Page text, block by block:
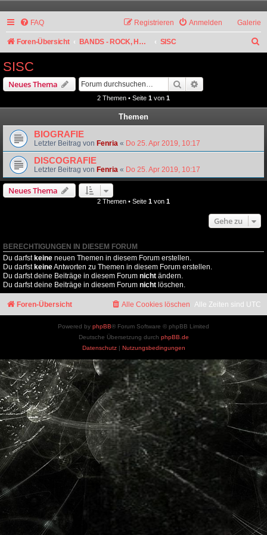
Galerie
FAQ Anmelden
Registrieren
Foren-Übersicht BANDS - ROCK, HARD ROCK, ALTERNATIVE SISC
SISC
Neues Thema Suche
2 Themen • Seite 1 von 1
Themen
BIOGRAFIE
Letzter Beitrag von Fenria « Do 25. Apr 2019, 10:17
DISCOGRAFIE
Letzter Beitrag von Fenria « Do 25. Apr 2019, 10:17
Neues Thema
2 Themen • Seite 1 von 1
Gehe zu
BERECHTIGUNGEN IN DIESEM FORUM
Du darfst keine neuen Themen in diesem Forum erstellen.
Du darfst keineAntworten zu Themen in diesem Forum erstellen.
Du darfst deine Beiträge in diesem Forum nicht ändern.
Du darfst deine Beiträge in diesem Forum nicht löschen.
Foren-Übersicht Alle Zeiten sind UTC
Alle Cookies löschen
Powered by phpBB® Forum Software © phpBB Limited
Deutsche Übersetzung durch phpBB.de
Datenschutz| Nutzungsbedingungen